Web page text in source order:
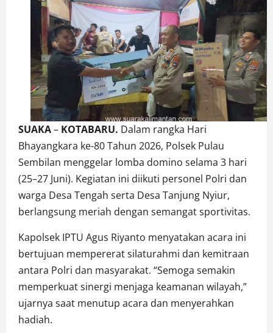
SUAKA– KOTABARU. Dalam rangka Hari
Bhayangkara ke-80 Tahun 2026, Polsek Pulau
Sembilan menggelar lomba domino selama 3 hari
(25–27 Juni). Kegiatan ini diikuti personel Polri dan
warga Desa Tengah serta Desa Tanjung Nyiur,
berlangsung meriah dengan semangat sportivitas.
Kapolsek IPTU Agus Riyanto menyatakan acara ini
bertujuan mempererat silaturahmi dan kemitraan
antara Polri dan masyarakat. “Semoga semakin
memperkuat sinergi menjaga keamanan wilayah,”
ujarnya saat menutup acara dan menyerahkan
hadiah.